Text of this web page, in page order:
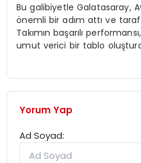
Bu galibiyetle Galatasaray,
önemli bir adım attı ve
Takımın başarılı
umut verici bir tablo
Yorum Yap
Ad Soyad: